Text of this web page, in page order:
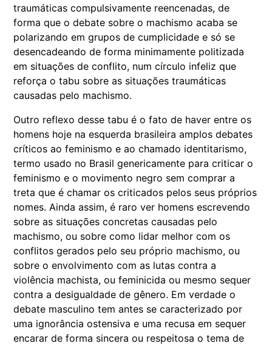
traumáticas compulsivamente reencenadas, de
forma que o debate sobre o machismo acaba se
polarizando em grupos de cumplicidade e só se
desencadeando de forma minimamente politizada
em situações de conflito, num círculo infeliz que
reforça o tabu sobre as situações traumáticas
causadas pelo machismo.
Outro reflexo desse tabu é o fato de haver entre os
homens hoje na esquerda brasileira amplos debates
críticos ao feminismo e ao chamado identitarismo,
termo usado no Brasil genericamente para criticar o
feminismo e o movimento negro sem comprar a
treta que é chamar os criticados pelos seus próprios
nomes. Ainda assim, é raro ver homens escrevendo
sobre as situações concretas causadas pelo
machismo, ou sobre como lidar melhor com os
conflitos gerados pelo seu próprio machismo, ou
sobre o envolvimento com as lutas contra a
violência machista, ou feminicida ou mesmo sequer
contra a desigualdade de gênero. Em verdade o
debate masculino tem antes se caracterizado por
uma ignorância ostensiva e uma recusa em sequer
encarar de forma sincera ou respeitosa o tema de